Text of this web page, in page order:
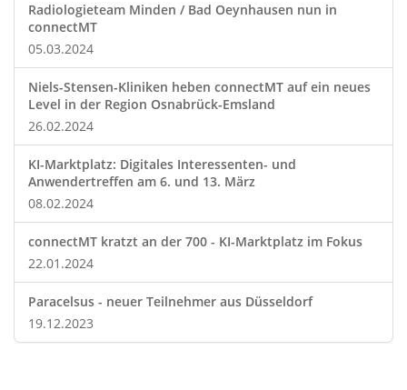
Radiologieteam Minden / Bad Oeynhausen nun in
connectMT
05.03.2024
Niels-Stensen-Kliniken heben connectMT auf ein neues
Level in der Region Osnabrück-Emsland
26.02.2024
KI-Marktplatz: Digitales Interessenten- und
Anwendertreffen am 6. und 13. März
08.02.2024
connectMT kratzt an der 700 - KI-Marktplatz im Fokus
22.01.2024
Paracelsus - neuer Teilnehmer aus Düsseldorf
19.12.2023